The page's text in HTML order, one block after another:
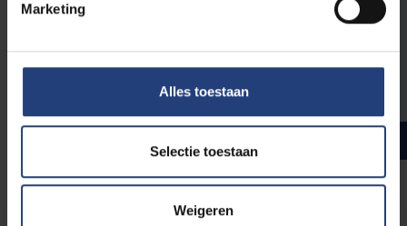
Marketing
Alles toestaan
Selectie toestaan
Weigeren
3
Kwalitatief onderzoek voor
gezondheidswetenschappen
3